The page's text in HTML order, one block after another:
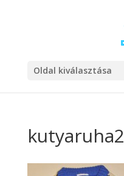
Oldal kiválasztása
kutyaruha2